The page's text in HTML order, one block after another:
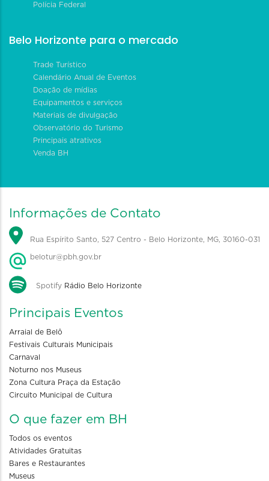
Polícia Federal
Belo Horizonte para o mercado
Trade Turístico
Calendário Anual de Eventos
Doação de mídias
Equipamentos e serviços
Materiais de divulgação
Observatório do Turismo
Principais atrativos
Venda BH
Informações de Contato
Rua Espírito Santo, 527 Centro - Belo Horizonte, MG, 30160-031
belotur@pbh.gov.br
Spotify Rádio Belo Horizonte
Principais Eventos
Arraial de Belô
Festivais Culturais Municipais
Carnaval
Noturno nos Museus
Zona Cultura Praça da Estação
Circuito Municipal de Cultura
O que fazer em BH
Todos os eventos
Atividades Gratuitas
Bares e Restaurantes
Museus